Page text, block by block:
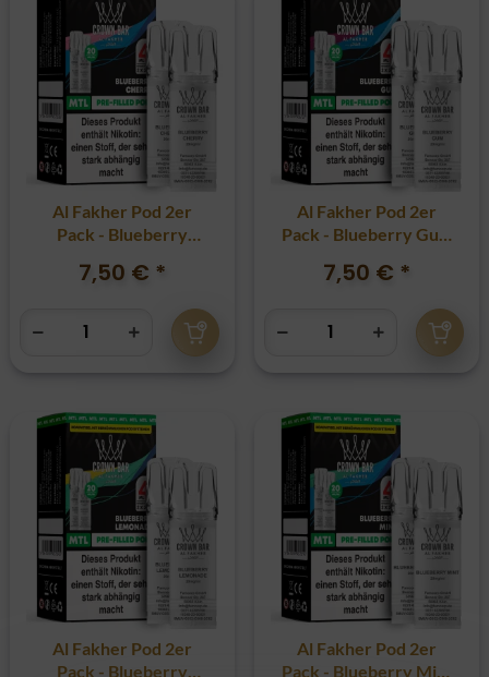
Al Fakher Pod 2er
Pack - Blueberry
7,50 € *
Al Fakher Pod 2er
Pack - Blueberry Gum
7,50 € *
Al Fakher Pod 2er
Pack - Blueberry
Al Fakher Pod 2er
Pack - Blueberry Mint